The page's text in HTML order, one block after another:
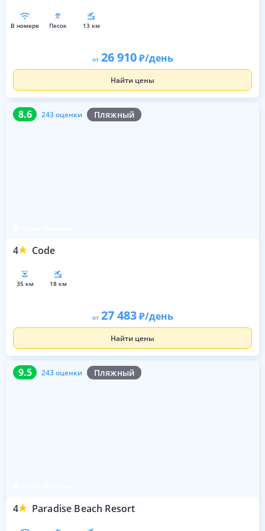
в номере песок 13 км
от 26 910 /день
Найти цены
8.6 243 оценки Пляжный
4 Code
8.6 243 оценки
35 км 18 км
от 27 483 /день
Найти цены
9.5 243 оценки Пляжный
4 Paradise Beach Resort
9.5 243 оценки